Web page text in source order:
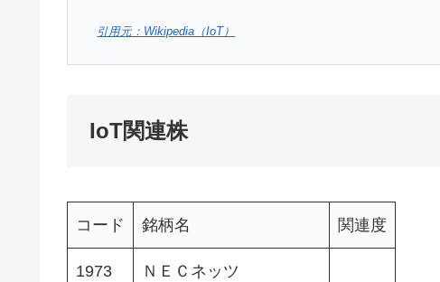
引用元：Wikipedia（IoT）
IoT関連株
コード 銘柄名 関連度
1973 ＮＥＣネッツ